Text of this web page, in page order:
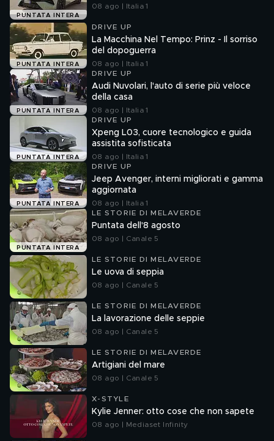
PUNTATA INTERA
08 ago | Italia 1
PUNTATA INTERA
DRIVE UP
La Macchina Nel Tempo: Prinz - Il sorriso
del dopoguerra
08 ago | Italia 1
PUNTATA INTERA
DRIVE UP
Audi Nuvolari, l'auto di serie più veloce
della casa
08 ago | Italia 1
PUNTATA INTERA
DRIVE UP
Xpeng L03, cuore tecnologico e guida
assistita sofisticata
08 ago | Italia 1
PUNTATA INTERA
DRIVE UP
Jeep Avenger, interni migliorati e gamma
aggiornata
08 ago | Italia 1
PUNTATA INTERA
LE STORIE DI MELAVERDE
Puntata dell'8 agosto
08 ago | Canale 5
LE STORIE DI MELAVERDE
Le uova di seppia
08 ago | Canale 5
LE STORIE DI MELAVERDE
La lavorazione delle seppie
08 ago | Canale 5
LE STORIE DI MELAVERDE
Artigiani del mare
08 ago | Canale 5
X-STYLE
Kylie Jenner: otto cose che non sapete
08 ago | Mediaset Infinity